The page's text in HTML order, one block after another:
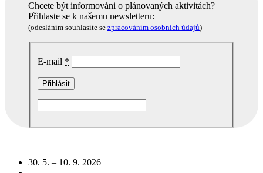
Chcete být informováni o plánovaných aktivitách?
Přihlaste se k našemu newsletteru:
(odesláním souhlasíte se zpracováním osobních údajů)
E-mail *
30. 5. – 10. 9. 2026